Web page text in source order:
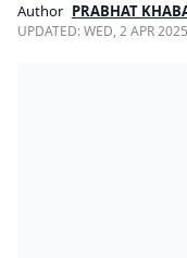
Author PRABHAT
UPDATED:WED, 2 APR